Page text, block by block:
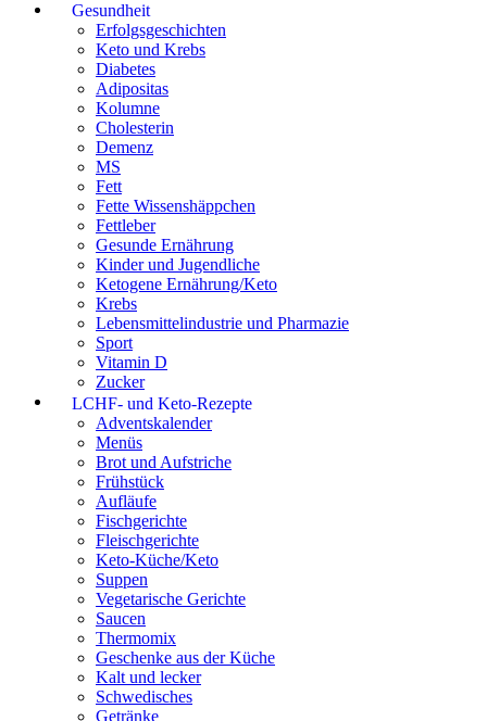
Gesundheit
Erfolgsgeschichten
Keto und Krebs
Diabetes
Adipositas
Kolumne
Cholesterin
Demenz
MS
Fett
Fette Wissenshäppchen
Fettleber
Gesunde Ernährung
Kinder und Jugendliche
Ketogene Ernährung/Keto
Krebs
Lebensmittelindustrie und Pharmazie
Sport
Vitamin D
Zucker
LCHF- und Keto-Rezepte
Adventskalender
Menüs
Brot und Aufstriche
Frühstück
Aufläufe
Fischgerichte
Fleischgerichte
Keto-Küche/Keto
Suppen
Vegetarische Gerichte
Saucen
Thermomix
Geschenke aus der Küche
Kalt und lecker
Schwedisches
Getränke